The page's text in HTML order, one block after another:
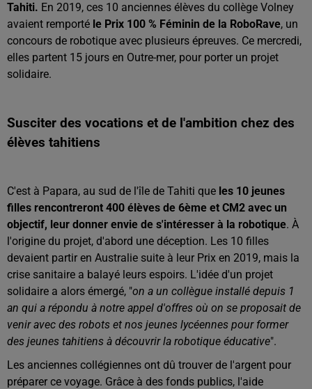
Tahiti. En 2019, ces 10 anciennes élèves du collège Volney
avaient remporté le Prix 100 % Féminin de la RoboRave, un
concours de robotique avec plusieurs épreuves. Ce mercredi,
elles partent 15 jours en Outre-mer, pour porter un projet
solidaire.
Susciter des vocations et de l'ambition chez des
élèves tahitiens
C'est à Papara, au sud de l'île de Tahiti que les 10 jeunes
filles rencontreront 400 élèves de 6ème et CM2 avec un
objectif, leur donner envie de s'intéresser à la robotique. À
l'origine du projet, d'abord une déception. Les 10 filles
devaient partir en Australie suite à leur Prix en 2019, mais la
crise sanitaire a balayé leurs espoirs. L'idée d'un projet
solidaire a alors émergé, "on a un collègue installé depuis 1
an qui a répondu à notre appel d'offres où on se proposait de
venir avec des robots et nos jeunes lycéennes pour former
des jeunes tahitiens à découvrir la robotique éducative".
Les anciennes collégiennes ont dû trouver de l'argent pour
préparer ce voyage. Grâce à des fonds publics, l'aide